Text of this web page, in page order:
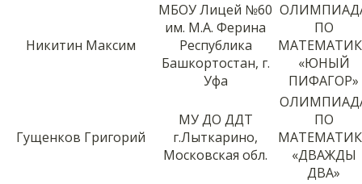
Никитин Максим
МБОУ Лицей №60
им. М.А. Ферина
Республика
Башкортостан, г.
Уфа
ПО
«ЮНЫЙ
ПИФАГОР»
Гущенков Григорий
МУ ДО ДДТ
г.Лыткарино,
Московская обл.
ПО
«ДВАЖДЫ
ДВА»